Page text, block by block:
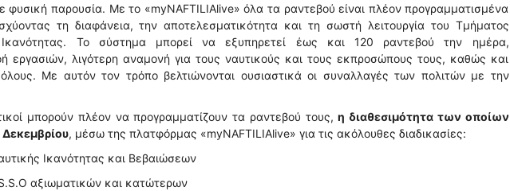
παρουσία. Με το «myNAFTILIAlive» όλα τα ραντεβού είναι πλέον προγραμματισμένα
τη διαφάνεια, την αποτελεσματικότητα και τη σωστή λειτουργία του Τμήματος
Ικανότητας. Το σύστημα μπορεί να εξυπηρετεί έως και 120 ραντεβού την ημέρα,
εργασιών, λιγότερη αναμονή για τους ναυτικούς και τους εκπροσώπους τους, καθώς και
όλους. Με αυτόν τον τρόπο βελτιώνονται ουσιαστικά οι συναλλαγές των πολιτών με την
μπορούν πλέον να προγραμματίζουν τα ραντεβού τους,η διαθεσιμότητα των οποίων
, μέσω της πλατφόρμας «myNAFTILIAlive» για τις ακόλουθες διαδικασίες:
Ικανότητας και Βεβαιώσεων
αξιωματικών και κατώτερων